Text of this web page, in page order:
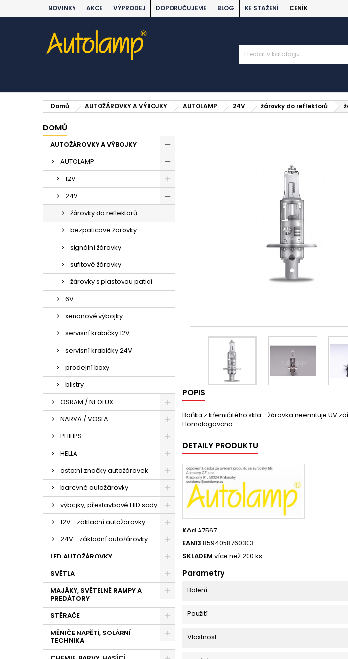
NOVINKY AKCE VÝPRODEJ DOPORUČUJEME BLOG KE STAŽENÍ CENÍK
Domů AUTOŽÁROVKY A VÝBOJKY AUTOLAMP 24V žárovky do reflektorů
DOMŮ
AUTOŽÁROVKY A VÝBOJKY
AUTOLAMP
12V
24V
žárovky do reflektorů
bezpaticové žárovky
signální žárovky
sufitové žárovky
žárovky s plastovou paticí
6V
xenonové výbojky
servisní krabičky 12V
servisní krabičky 24V
prodejní boxy
blistry
OSRAM / NEOLUX
NARVA / VOSLA
PHILIPS
HELLA
ostatní značky autožárovek
barevné autožárovky
výbojky, přestavbové HID sady
12V - základní autožárovky
24V - základní autožárovky
LED AUTOŽÁROVKY
SVĚTLA
MAJÁKY, SVĚTELNÉ RAMPY A
PREDÁTORY
STĚRAČE
MĚNIČE NAPĚTÍ, SOLÁRNÍ
TECHNIKA
POPIS
Baňka z křemičitého skla - žárovka neemituje UV
Homologováno
DETAILY PRODUKTU
Kód A7567
EAN13 8594058760303
SKLADEM více než 200 ks
Parametry
Balení
Použití
Vlastnost